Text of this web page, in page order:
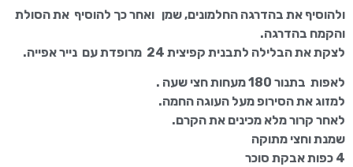
ולהוסיף את בהדרגה החלמונים, שמן ואחר כך להוסיף את הסולת
והקמח בהדרגה.
לצקת את הבלילה לתבנית קפיצית 24 מרופדת עם נייר אפייה.
לאפות בתנור 180 מעחות חצי שעה .
למזוג את הסירופ מעל העוגה החמה.
לאחר קרור מלא מכינים את הקרם.
שמנת וחצי מתוקה
4 כפות אבקת סוכר